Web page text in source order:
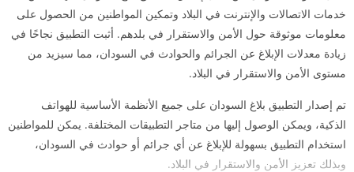
خدمات الاتصالات والإنترنت في البلاد وتمكين المواطنين من الحصول على
معلومات موثوقة حول الأمن والاستقرار في بلدهم. أثبت التطبيق نجاحًا في
زيادة معدلات الإبلاغ عن الجرائم والحوادث في السودان، مما سيزيد من
مستوى الأمن والاستقرار في البلاد.
تم إصدار التطبيق بلاغ السودان على جميع الأنظمة الأساسية للهواتف
الذكية، ويمكن الوصول إليها من متاجر التطبيقات المختلفة. يمكن للمواطنين
استخدام التطبيق بسهولة للإبلاغ عن أي جرائم أو حوادث في السودان،
وبذلك تعزيز الأمن والاستقرار في البلاد.